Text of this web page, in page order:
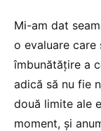
Mi-am dat
o evaluare
îmbunătățire a
adică să nu fie
două limite ale
moment, și